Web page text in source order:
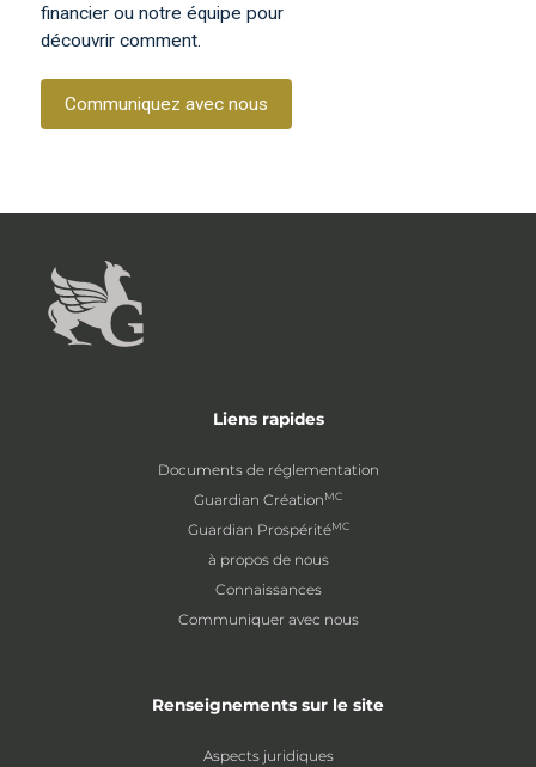
financier ou notre équipe pour
découvrir comment.
Communiquez avec nous
Liens rapides
Documents de réglementation
Guardian CréationMC
Guardian ProspéritéMC
à propos de nous
Connaissances
Communiquer avec nous
Renseignements sur le site
Aspects juridiques